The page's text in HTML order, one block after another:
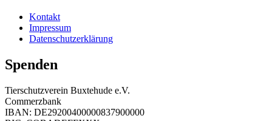
Kontakt
Impressum
Datenschutzerklärung
Spenden
Tierschutzverein Buxtehude e.V.
Commerzbank
IBAN: DE29200400000837900000